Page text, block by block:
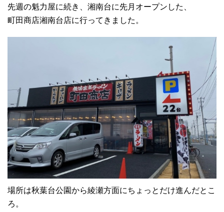
先週の魁力屋に続き、湘南台に先月オープンした、
町田商店湘南台店に行ってきました。
場所は秋葉台公園から綾瀬方面にちょっとだけ進んだとこ
ろ。